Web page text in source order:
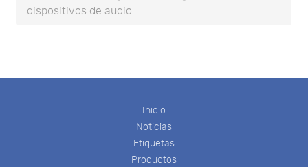
dispositivos de audio
Inicio
Noticias
Etiquetas
Productos